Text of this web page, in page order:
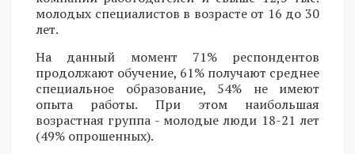
молодых специалистов в возрасте от 16 до 30
лет.
На данный момент 71% респондентов
продолжают обучение, 61% получают среднее
специальное образование, 54% не имеют
опыта работы. При этом наибольшая
возрастная группа - молодые люди 18-21 лет
(49% опрошенных).